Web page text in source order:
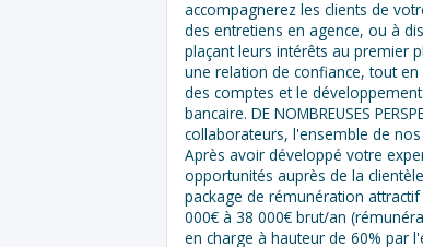
accompagnerez les clients de
des entretiens en agence, ou à
plaçant leurs intérêts au premier
une relation de confiance, tout
des comptes et le
bancaire. DE NOMBREUSES
collaborateurs, l'ensemble de
Après avoir développé votre
opportunités auprès de la
package de rémunération
000€ à 38 000€ brut/an
en charge à hauteur de 60% par